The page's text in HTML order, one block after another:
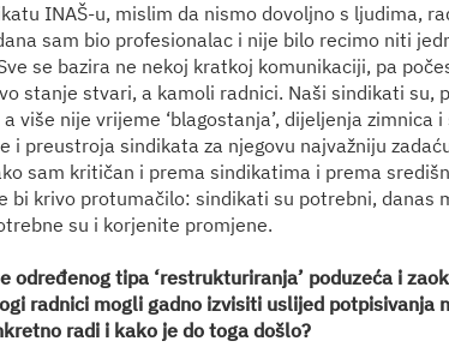
INAŠ-u, mislim da nismo dovoljno s ljudima,
sam bio profesionalac i nije bilo recimo niti
se bazira ne nekoj kratkoj komunikaciji, pa
stanje stvari, a kamoli radnici. Naši sindikati su,
više nije vrijeme ‘blagostanja’, dijeljenja zimnica
i preustroja sindikata za njegovu najvažniju
sam kritičan i prema sindikatima i prema
bi krivo protumačilo: sindikati su potrebni, danas
su i korjenite promjene.
određenog tipa ‘restrukturiranja’ poduzeća i
radnici mogli gadno izvisiti uslijed potpisivanja
radi i kako je do toga došlo?